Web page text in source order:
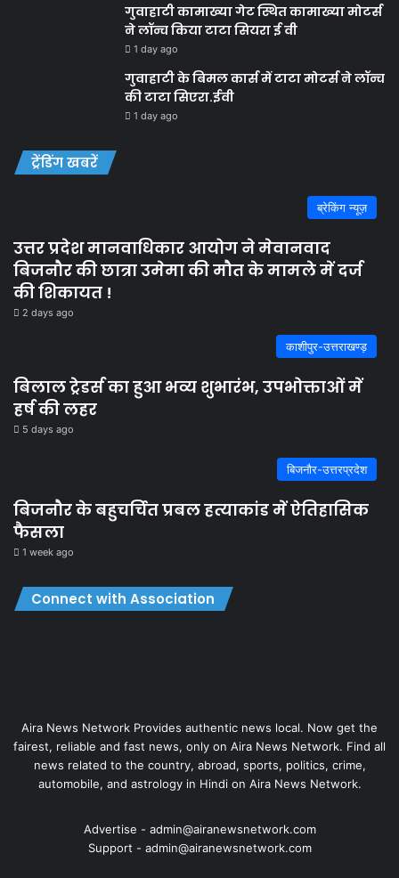
गुवाहाटी कामाख्या गेट स्थित कामाख्या मोटर्स
ने लॉन्च किया टाटा सियरा ई वी
1 day ago
गुवाहाटी के बिमल कार्स में टाटा मोटर्स ने लॉन्च
की टाटा सिएरा.ईवी
1 day ago
ट्रेंडिंग खबरें
ब्रेकिंग न्यूज़
उत्तर प्रदेश मानवाधिकार आयोग ने मेवानवाद
बिजनौर की छात्रा उमेमा की मौत के मामले में दर्ज
की शिकायत !
2 days ago
काशीपुर-उत्तराखण्ड़
बिलाल ट्रेडर्स का हुआ भव्य शुभारंभ, उपभोक्ताओं में
हर्ष की लहर
5 days ago
बिजनौर-उत्तरप्रदेश
बिजनौर के बहुचर्चित प्रबल हत्याकांड में ऐतिहासिक
फैसला
1 week ago
Connect with Association
Aira News Network Provides authentic news local. Now get the
fairest, reliable and fast news, only on Aira News Network. Find all
news related to the country, abroad, sports, politics, crime,
automobile, and astrology in Hindi on Aira News Network.
Advertise - admin@airanewsnetwork.com
Support - admin@airanewsnetwork.com